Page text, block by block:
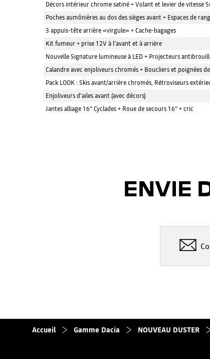
Décors intérieur chrome satiné + Volant et levier de vitesse
Poches aumônières au dos des sièges avant + Espaces de
3 appuis-tête arrière «virgule» + Cache-bagages
Kit fumeur + prise 12V à l’avant et à arrière
Nouvelle Signature lumineuse à LED + Projecteurs
Calandre avec enjoliveurs chromés + Boucliers et poignées
Pack LOOK : Skis avant/arrière chromés, Rétroviseurs
Enjoliveurs d’ailes avant (avec décors)
Jantes alliage 16” Cyclades + Roue de secours 16” + cric
ENVIE